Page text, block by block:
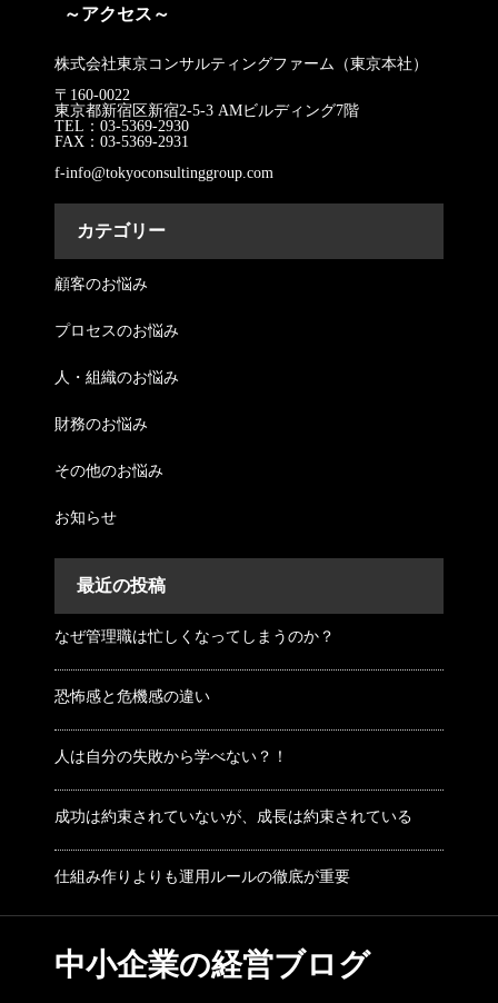
～アクセス～
株式会社東京コンサルティングファーム（東京本社）
〒160-0022
東京都新宿区新宿2-5-3 AMビルディング7階
TEL：03-5369-2930
FAX：03-5369-2931
f-info@tokyoconsultinggroup.com
カテゴリー
顧客のお悩み
プロセスのお悩み
人・組織のお悩み
財務のお悩み
その他のお悩み
お知らせ
最近の投稿
なぜ管理職は忙しくなってしまうのか？
恐怖感と危機感の違い
人は自分の失敗から学べない？！
成功は約束されていないが、成長は約束されている
仕組み作りよりも運用ルールの徹底が重要
中小企業の経営ブログ